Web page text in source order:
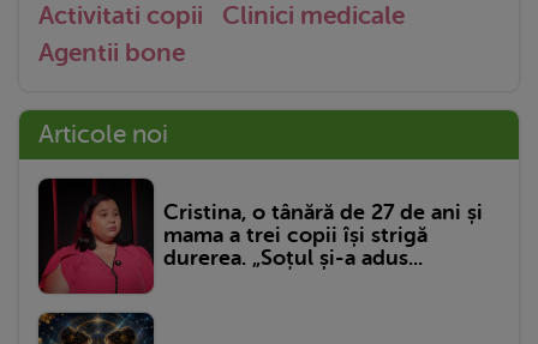
Activitati copii
Clinici medicale
Agentii bone
Articole noi
Cristina, o tânără de 27 de ani și
mama a trei copii își strigă
durerea. „Soțul și-a adus...